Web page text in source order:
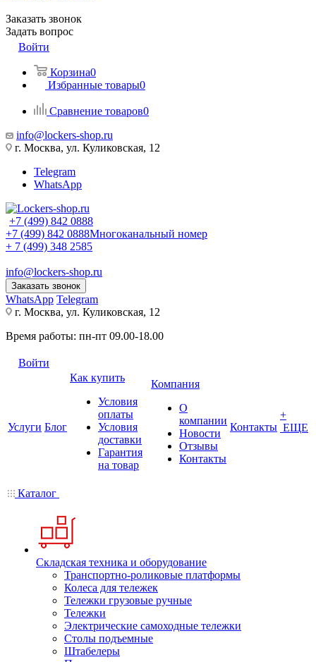
Заказать звонок
Задать вопрос
Войти
Корзина0
Избранные товары0
Сравнение товаров0
info@lockers-shop.ru
г. Москва, ул. Куликовская, 12
Telegram
WhatsApp
+7 (499) 842 0888
+7 (499) 842 0888Многоканальный номер
+ 7 (499) 348 2585
info@lockers-shop.ru
Заказать звонок
WhatsApp Telegram
г. Москва, ул. Куликовская, 12
Время работы: пн-пт 09.00-18.00
Войти
Услуги Блог
Как купить
Условия
оплаты
Условия
доставки
Гарантия
на товар
Компания
О
компании
Новости
Отзывы
Контакты
Контакты
+
ЕЩЕ
Каталог
Складская техника и оборудование
Транспортно-роликовые платформы
Колеса для тележек
Тележки грузовые ручные
Тележки
Электрические самоходные тележки
Столы подъемные
Штабелеры